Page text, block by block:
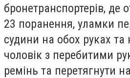
бронетранспортерів, де
23 поранення, уламки
судини на обох руках та
чоловік з перебитими
ремінь та перетягнути